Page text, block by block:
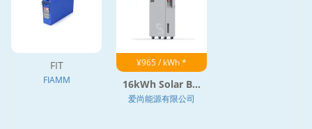
FIT
FIAMM
¥965 / kWh *
16kWh Solar B...
爱尚能源有限公司